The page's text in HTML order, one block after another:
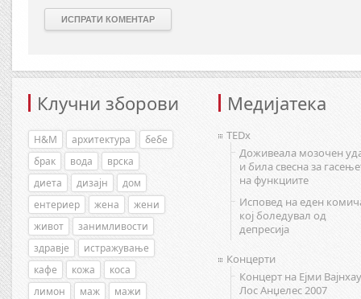
Клучни зборови
H&M архитектура
бебе
брак
вода
врска
диета
дизајн
дом
ентериер
жена
жени
живот
занимливости
здравје
истражување
кафе
кожа
коса
лимон
маж
мажи
Медијатека
TEDx
Доживеала мозочен
и била свесна за
на функциите
Исповед на еден
кој боледувал од
депресија
Концерти
Концерт на Ејми
Лос Анџелес 2007